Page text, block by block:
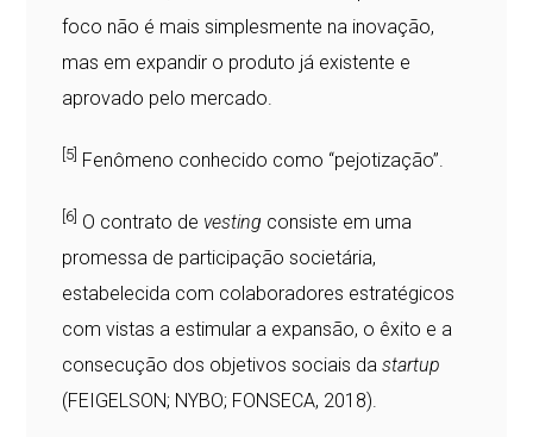
foco não é mais simplesmente na inovação,
mas em expandir o produto já existente e
aprovado pelo mercado.
[5] Fenômeno conhecido como “pejotização”.
[6] O contrato de vesting consiste em uma
promessa de participação societária,
estabelecida com colaboradores estratégicos
com vistas a estimular a expansão, o êxito e a
consecução dos objetivos sociais dastartup
(FEIGELSON; NYBO; FONSECA, 2018).